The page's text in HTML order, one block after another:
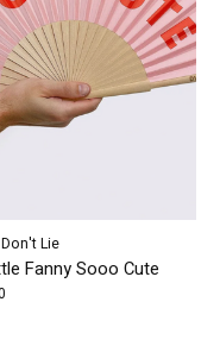
Lie
Fanny Sooo Cute